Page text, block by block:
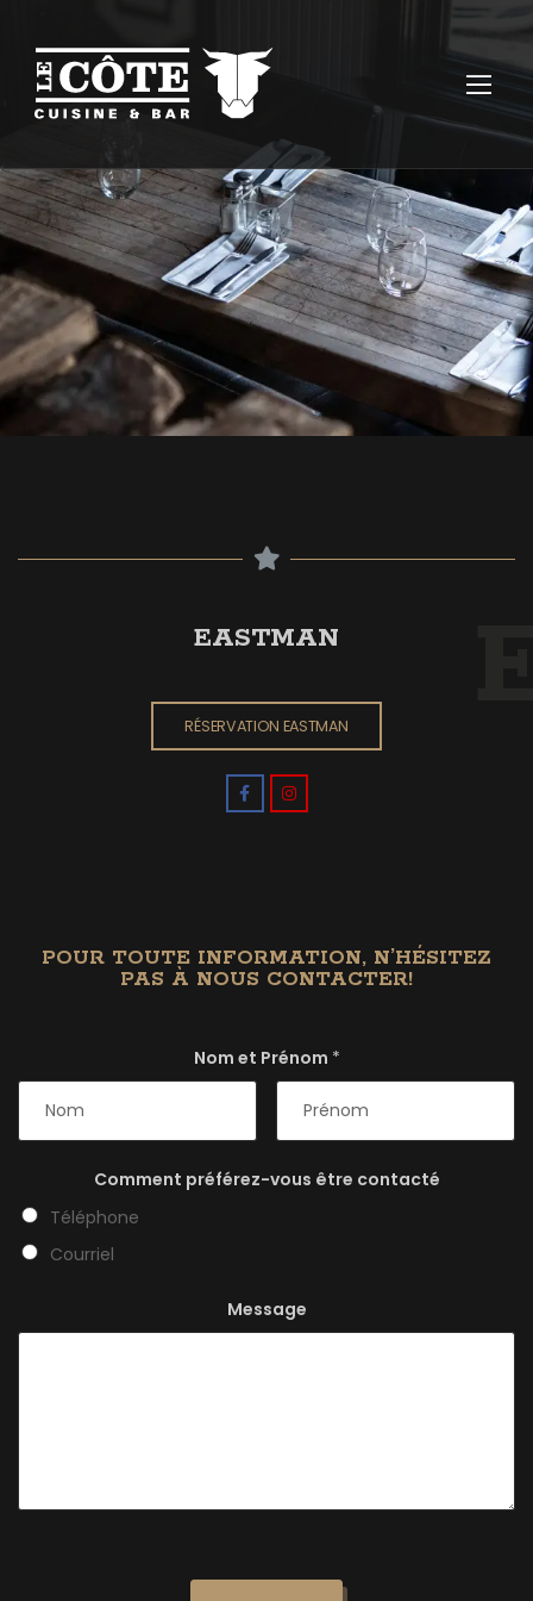
EASTMAN
RÉSERVATION EASTMAN
POUR TOUTE INFORMATION, N’HÉSITEZ
PAS À NOUS CONTACTER!
Nom et Prénom *
Comment préférez-vous être contacté
Téléphone
Courriel
Message